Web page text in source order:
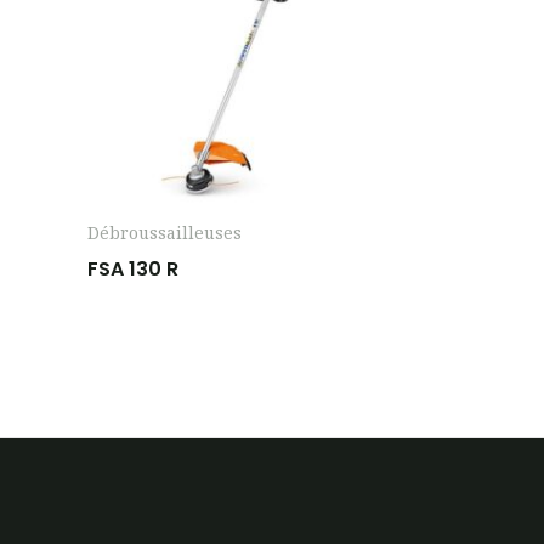
Débroussailleuses
FSA 130 R